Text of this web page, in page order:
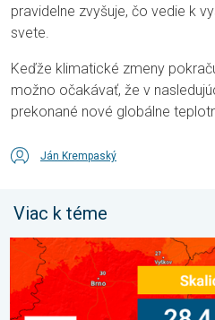
pravidelne zvyšuje, čo vedie k
svete.
Keďže klimatické zmeny
možno očakávať, že v
prekonané nové globálne
Ján Krempaský
Viac k téme
Bol prekonaný rekord